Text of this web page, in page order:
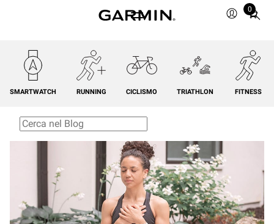
0
Total
cart:
0
SMARTWATCH RUNNING CICLISMO TRIATHLON FITNESS